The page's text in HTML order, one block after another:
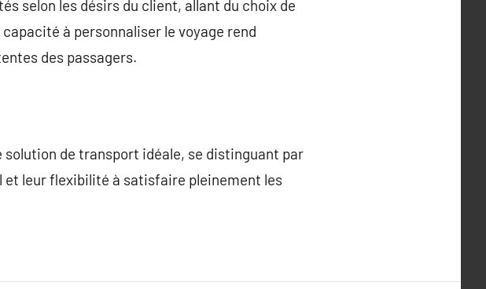
selon les désirs du client, allant du choix de
à personnaliser le voyage rend
des passagers.
de transport idéale, se distinguant par
et leur flexibilité à satisfaire pleinement les